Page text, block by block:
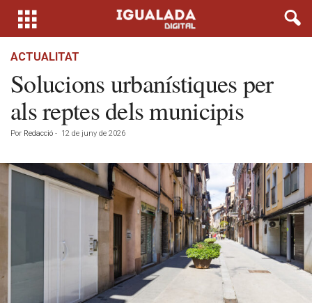
ACTUALITAT
Solucions urbanístiques per
als reptes dels municipis
Por Redacció - 12 de juny de 2026